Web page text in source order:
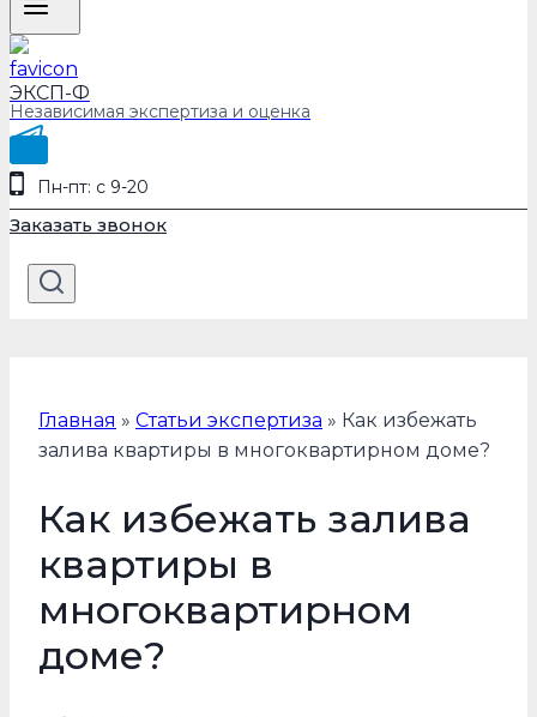
ЭКСП-Ф
Независимая экспертиза и оценка
Пн-пт: с 9-20
Заказать звонок
Главная » Статьи экспертиза » Как избежать
залива квартиры в многоквартирном доме?
Как избежать залива
квартиры в
многоквартирном
доме?